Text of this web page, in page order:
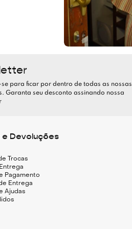
para ficar por dentro de todas as nossas
Garanta seu desconto assinando nossa
Devoluções
Trocas
Pagamento
Entrega
Ajudas